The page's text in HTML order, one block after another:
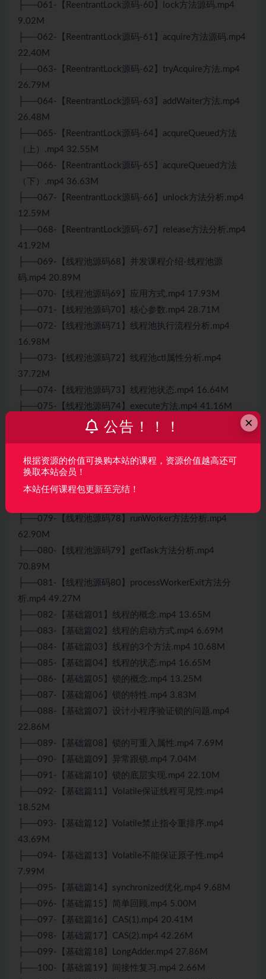
├──061-【ReentrantLock源码-60】lock方法源码.mp4
9.02M
├──062-【ReentrantLock源码-61】acquire方法源码.mp4
22.40M
├──063-【ReentrantLock源码-62】tryAcquire方法.mp4
26.79M
├──064-【ReentrantLock源码-63】addWaiter方法.mp4
26.48M
├──065-【ReentrantLock源码-64】acqureQueued方法
（上）.mp4 32.55M
├──066-【ReentrantLock源码-65】acqureQueued方法
（下）.mp4 36.63M
├──067-【ReentrantLock源码-66】unlock方法分析.mp4
12.59M
├──068-【ReentrantLock源码-67】release方法分析.mp4
41.92M
├──069-【线程池源码68】并发课程介绍-线程池源
码.mp4 20.89M
├──070-【线程池源码69】应用方式.mp4 17.93M
├──071-【线程池源码70】核心参数.mp4 28.71M
├──072-【线程池源码71】线程池执行流程分析.mp4
16.98M
├──073-【线程池源码72】线程池ctl属性分析.mp4
37.72M
├──074-【线程池源码73】线程池状态.mp4 16.64M
├──075-【线程池源码74】execute方法.mp4 41.16M
├──076-【线程池源码75】addWorker方法-状态&数量判
├──077-【线程池源码76】addWorker方法-添加&启动工
作线程.mp4 52.09M
├──078-【线程池源码77】Worker对象简单认知.mp4
├──079-【线程池源码78】runWorker方法分析.mp4
62.90M
├──080-【线程池源码79】getTask方法分析.mp4
70.89M
├──081-【线程池源码80】processWorkerExit方法分
析.mp4 49.27M
├──082-【基础篇01】线程的概念.mp4 13.65M
├──083-【基础篇02】线程的启动方式.mp4 6.69M
├──084-【基础篇03】线程的3个方法.mp4 10.68M
├──085-【基础篇04】线程的状态.mp4 16.65M
├──086-【基础篇05】锁的概念.mp4 13.25M
├──087-【基础篇06】锁的特性.mp4 3.83M
├──088-【基础篇07】设计小程序验证锁的问题.mp4
22.86M
├──089-【基础篇08】锁的可重入属性.mp4 7.69M
├──090-【基础篇09】异常跟锁.mp4 7.04M
├──091-【基础篇10】锁的底层实现.mp4 22.10M
├──092-【基础篇11】Volatile保证线程可见性.mp4
18.52M
├──093-【基础篇12】Volatile禁止指令重排序.mp4
43.69M
├──094-【基础篇13】Volatile不能保证原子性.mp4
7.99M
├──095-【基础篇14】synchronized优化.mp4 9.68M
├──096-【基础篇15】简单回顾.mp4 5.00M
├──097-【基础篇16】CAS(1).mp4 20.41M
├──098-【基础篇17】CAS(2).mp4 42.26M
├──099-【基础篇18】LongAdder.mp4 27.86M
├──100-【基础篇19】间接性复习.mp4 2.66M
×
公告！！！
根据资源的价值可换购本站的课程，资源价值越高还可
换取本站会员！
本站任何课程包更新至完结！